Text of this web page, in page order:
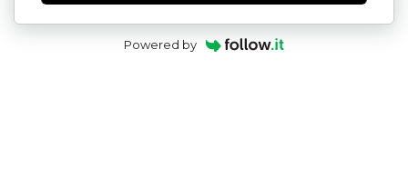
Powered by